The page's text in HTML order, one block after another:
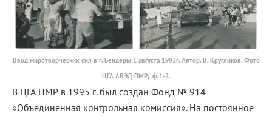
Ввод миротворческих сил в г. Бендеры 1 августа 1992г. Автор. В. Кругликов. Фото
ЦГА АВЭД ПМР, ф.1-2.
В ЦГА ПМР в 1995 г. был создан Фонд № 914
«Объединенная контрольная комиссия». На постоянное